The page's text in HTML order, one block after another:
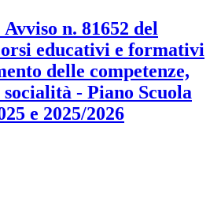
n. 81652 del
educativi e formativi
delle competenze,
- Piano Scuola
e 2025/2026